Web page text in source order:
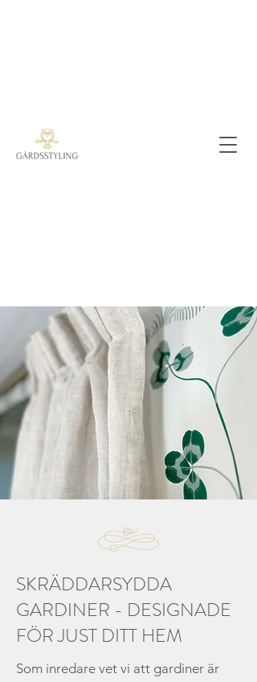
SKRÄDDARSYDDA
GARDINER - DESIGNADE
FÖR JUST DITT HEM
Som inredare vet vi att gardiner är